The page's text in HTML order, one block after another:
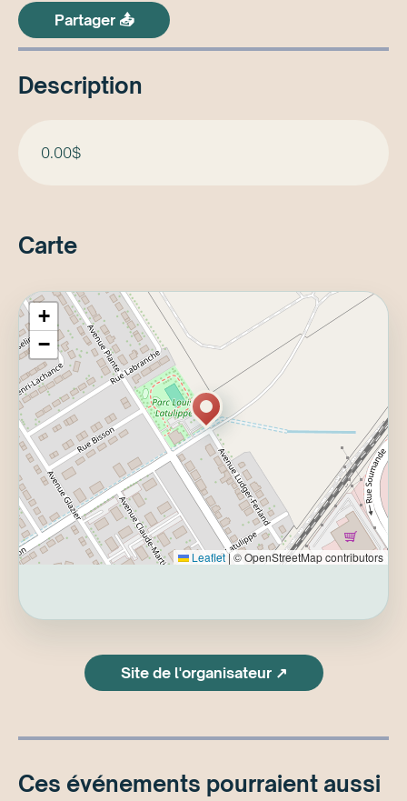
Partager 📤
Description
0.00$
Carte
+
−
Leaflet|© OpenStreetMap contributors
Site de l'organisateur ↗
Ces événements pourraient aussi